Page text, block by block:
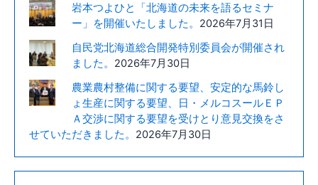
見
沢
市
で
開
催
れ
岩本つよひと「北海道の未来を語るセミナ
ー」を開催いたしました。
2026年7月31日
自民党北海道総合開発特別委員会が開催され
ました。
2026年7月30日
農業農村整備に関する要望、安定的な馬鈴し
ょ生産に関する要望、日・メルコスールＥＰ
Ａ交渉に関する要望を受けとり意見交換をさ
せていただきました。 2026年7月30日